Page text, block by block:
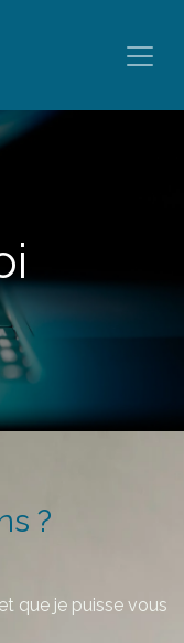
?
que je puisse vous